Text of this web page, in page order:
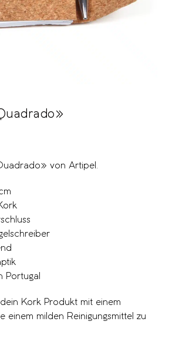
von Artipel.
Portugal
Kork Produkt mit einem
einem milden Reinigungsmittel zu